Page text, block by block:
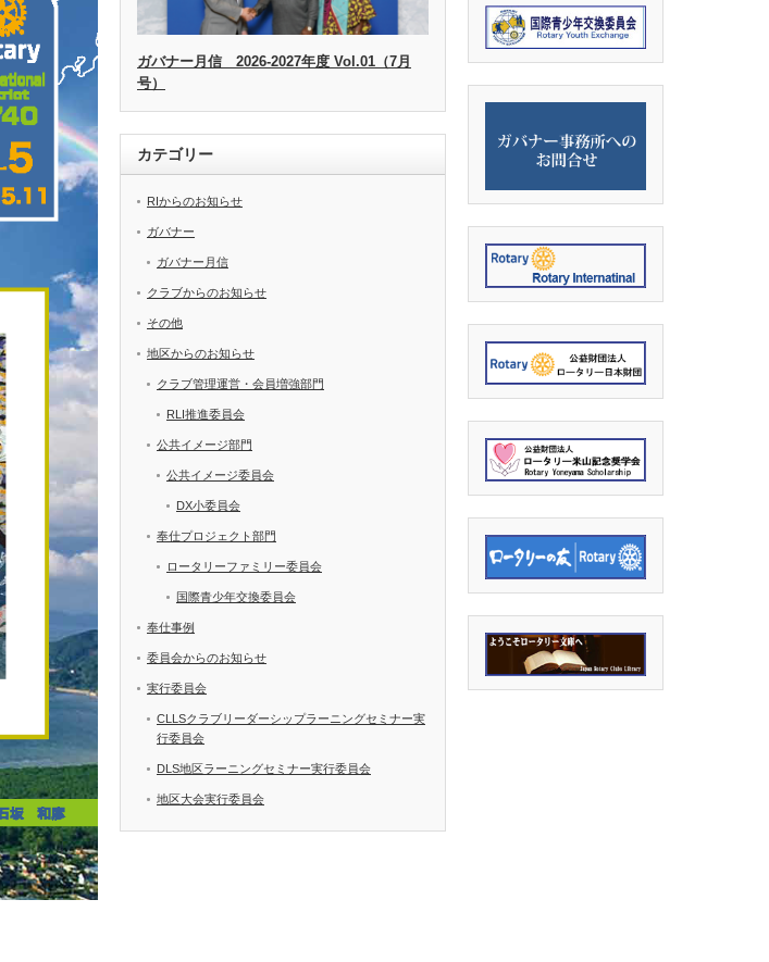
ガバナー月信 2026-2027年度 Vol.01（7月
号）
カテゴリー
RIからのお知らせ
ガバナー
ガバナー月信
クラブからのお知らせ
その他
地区からのお知らせ
クラブ管理運営・会員増強部門
RLI推進委員会
公共イメージ部門
公共イメージ委員会
DX小委員会
奉仕プロジェクト部門
ロータリーファミリー委員会
国際青少年交換委員会
奉仕事例
委員会からのお知らせ
実行委員会
CLLSクラブリーダーシップラーニングセミナー実
行委員会
DLS地区ラーニングセミナー実行委員会
地区大会実行委員会